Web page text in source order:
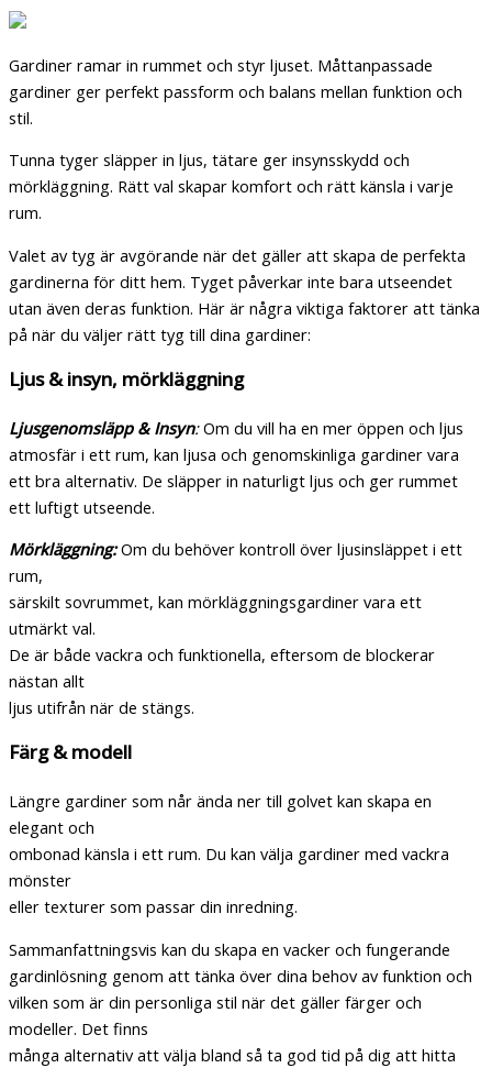
Gardiner ramar in rummet och styr ljuset. Måttanpassade
gardiner ger perfekt passform och balans mellan funktion och
stil.
Tunna tyger släpper in ljus, tätare ger insynsskydd och
mörkläggning. Rätt val skapar komfort och rätt känsla i varje
rum.
Valet av tyg är avgörande när det gäller att skapa de perfekta
gardinerna för ditt hem. Tyget påverkar inte bara utseendet
utan även deras funktion. Här är några viktiga faktorer att tänka
på när du väljer rätt tyg till dina gardiner:
Ljus & insyn, mörkläggning
Ljusgenomsläpp & Insyn:Om du vill ha en mer öppen och ljus
atmosfär i ett rum, kan ljusa och genomskinliga gardiner vara
ett bra alternativ. De släpper in naturligt ljus och ger rummet
ett luftigt utseende.
Mörkläggning:Om du behöver kontroll över ljusinsläppet i ett
rum,
särskilt sovrummet, kan mörkläggningsgardiner vara ett
utmärkt val.
De är både vackra och funktionella, eftersom de blockerar
nästan allt
ljus utifrån när de stängs.
Färg & modell
Längre gardiner som når ända ner till golvet kan skapa en
elegant och
ombonad känsla i ett rum. Du kan välja gardiner med vackra
mönster
eller texturer som passar din inredning.
Sammanfattningsvis kan du skapa en vacker och fungerande
gardinlösning genom att tänka över dina behov av funktion och
vilken som är din personliga stil när det gäller färger och
modeller. Det finns
många alternativ att välja bland så ta god tid på dig att hitta